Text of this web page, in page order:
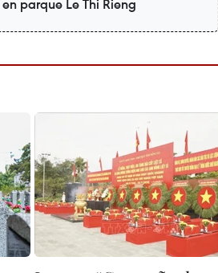
parque Le Thi Rieng